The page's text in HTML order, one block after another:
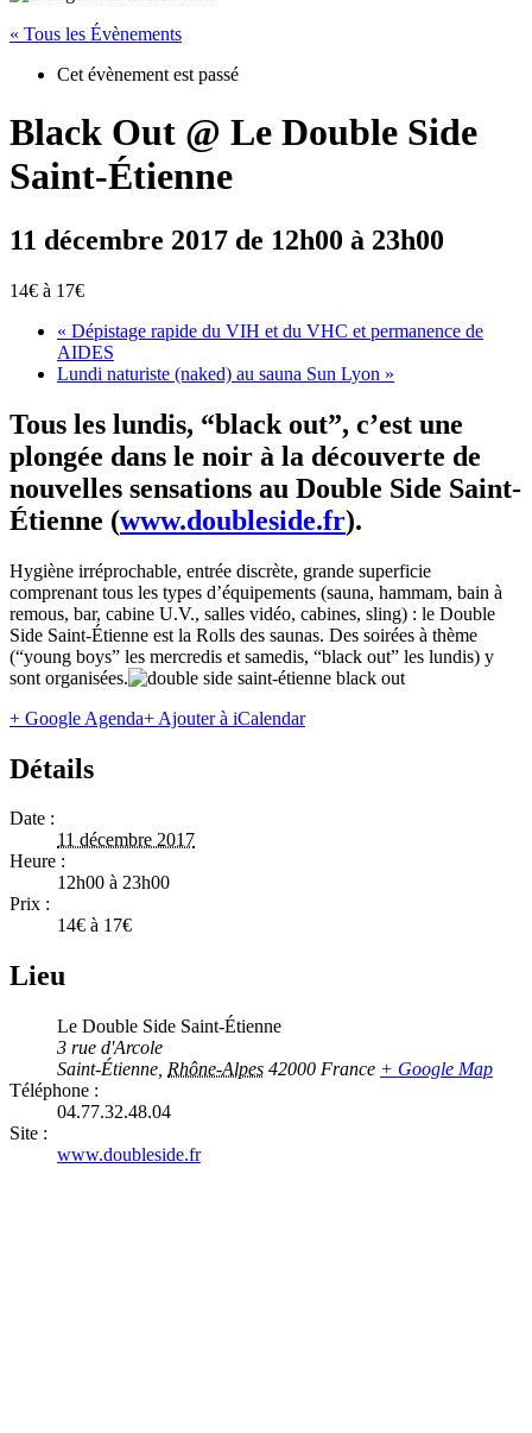
« Tous les Évènements
Cet évènement est passé
Black Out @ Le Double Side
Saint-Étienne
11 décembre 2017 de 12h00 à 23h00
14€ à 17€
« Dépistage rapide du VIH et du VHC et permanence de
AIDES
Lundi naturiste (naked) au sauna Sun Lyon »
Tous les lundis, “black out”, c’est une
plongée dans le noir à la découverte de
nouvelles sensations au Double Side Saint-
Étienne (www.doubleside.fr).
Hygiène irréprochable, entrée discrète, grande superficie
comprenant tous les types d’équipements (sauna, hammam, bain à
remous, bar, cabine U.V., salles vidéo, cabines, sling) : le Double
Side Saint-Étienne est la Rolls des saunas. Des soirées à thème
(“young boys” les mercredis et samedis, “black out” les lundis) y
sont organisées.
+ Google Agenda+ Ajouter à iCalendar
Détails
Date :
11 décembre 2017
Heure :
12h00 à 23h00
Prix :
14€ à 17€
Lieu
Le Double Side Saint-Étienne
3 rue d'Arcole
Saint-Étienne Rhône-Alpes 42000 France + Google Map
Téléphone :
04.77.32.48.04
Site :
www.doubleside.fr